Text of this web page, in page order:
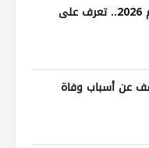
من ودية الأربعاء إلى كأس العالم 2026.. تعرف على
عن أسباب وفاة